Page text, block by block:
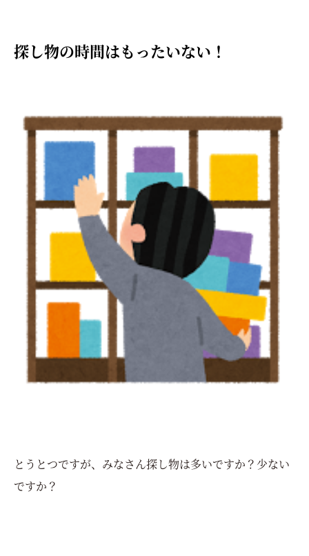
探し物の時間はもったいない！
とうとつですが、みなさん探し物は多いですか？少ない
ですか？